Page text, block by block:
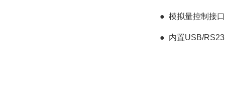
● 模拟量控制接口
● 内置USB/